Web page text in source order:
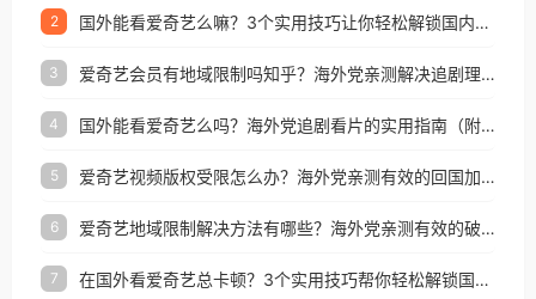
2 国外能看爱奇艺么嘛？3个实用技巧让你轻松解锁国内影视（附越南华数TV定位修改+网易云海外收费解析）
3 爱奇艺会员有地域限制吗知乎？海外党亲测解决追剧理财双难题的加速器攻略
4 国外能看爱奇艺么吗？海外党追剧看片的实用指南（附避坑技巧）
5 爱奇艺视频版权受限怎么办？海外党亲测有效的回国加速器选择指南
6 爱奇艺地域限制解决方法有哪些？海外党亲测有效的破界指南
7 在国外看爱奇艺总卡顿？3个实用技巧帮你轻松解锁国内影音与生活服务